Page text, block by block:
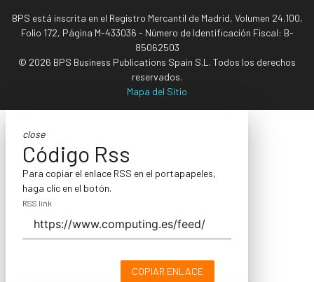
BPS está inscrita en el Registro Mercantil de Madrid, Volumen 24.100,
Folio 172, Página M-433036 - Número de Identificación Fiscal: B-
85062503
© 2026 BPS Business Publications Spain S.L. Todos los derechos
reservados.
Mapa del Sitio
close
Código Rss
Para copiar el enlace RSS en el portapapeles,
haga clic en el botón.
RSS link
COPIAR ENLACE